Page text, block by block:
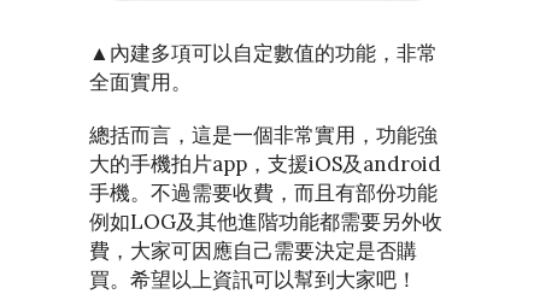
▲內建多項可以自定數值的功能，非常
全面實用。
總括而言，這是一個非常實用，功能強
大的手機拍片app，支援iOS及android
手機。不過需要收費，而且有部份功能
例如LOG及其他進階功能都需要另外收
費，大家可因應自己需要決定是否購
買。希望以上資訊可以幫到大家吧！